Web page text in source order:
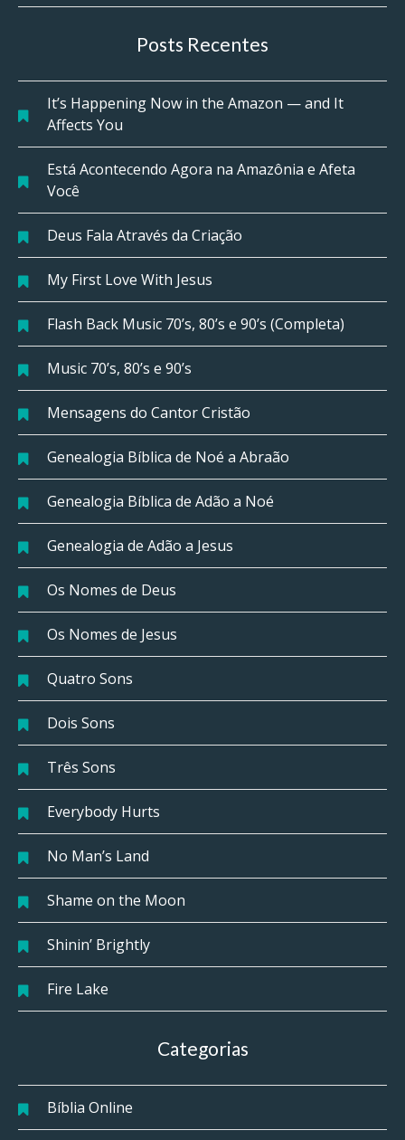
Posts Recentes
It’s Happening Now in the Amazon — and It
Affects You
Está Acontecendo Agora na Amazônia e Afeta
Você
Deus Fala Através da Criação
My First Love With Jesus
Flash Back Music 70’s, 80’s e 90’s (Completa)
Music 70’s, 80’s e 90’s
Mensagens do Cantor Cristão
Genealogia Bíblica de Noé a Abraão
Genealogia Bíblica de Adão a Noé
Genealogia de Adão a Jesus
Os Nomes de Deus
Os Nomes de Jesus
Quatro Sons
Dois Sons
Três Sons
Everybody Hurts
No Man’s Land
Shame on the Moon
Shinin’ Brightly
Fire Lake
Categorias
Bíblia Online